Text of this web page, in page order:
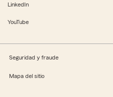
LinkedIn
YouTube
Seguridad y fraude
Mapa del sitio